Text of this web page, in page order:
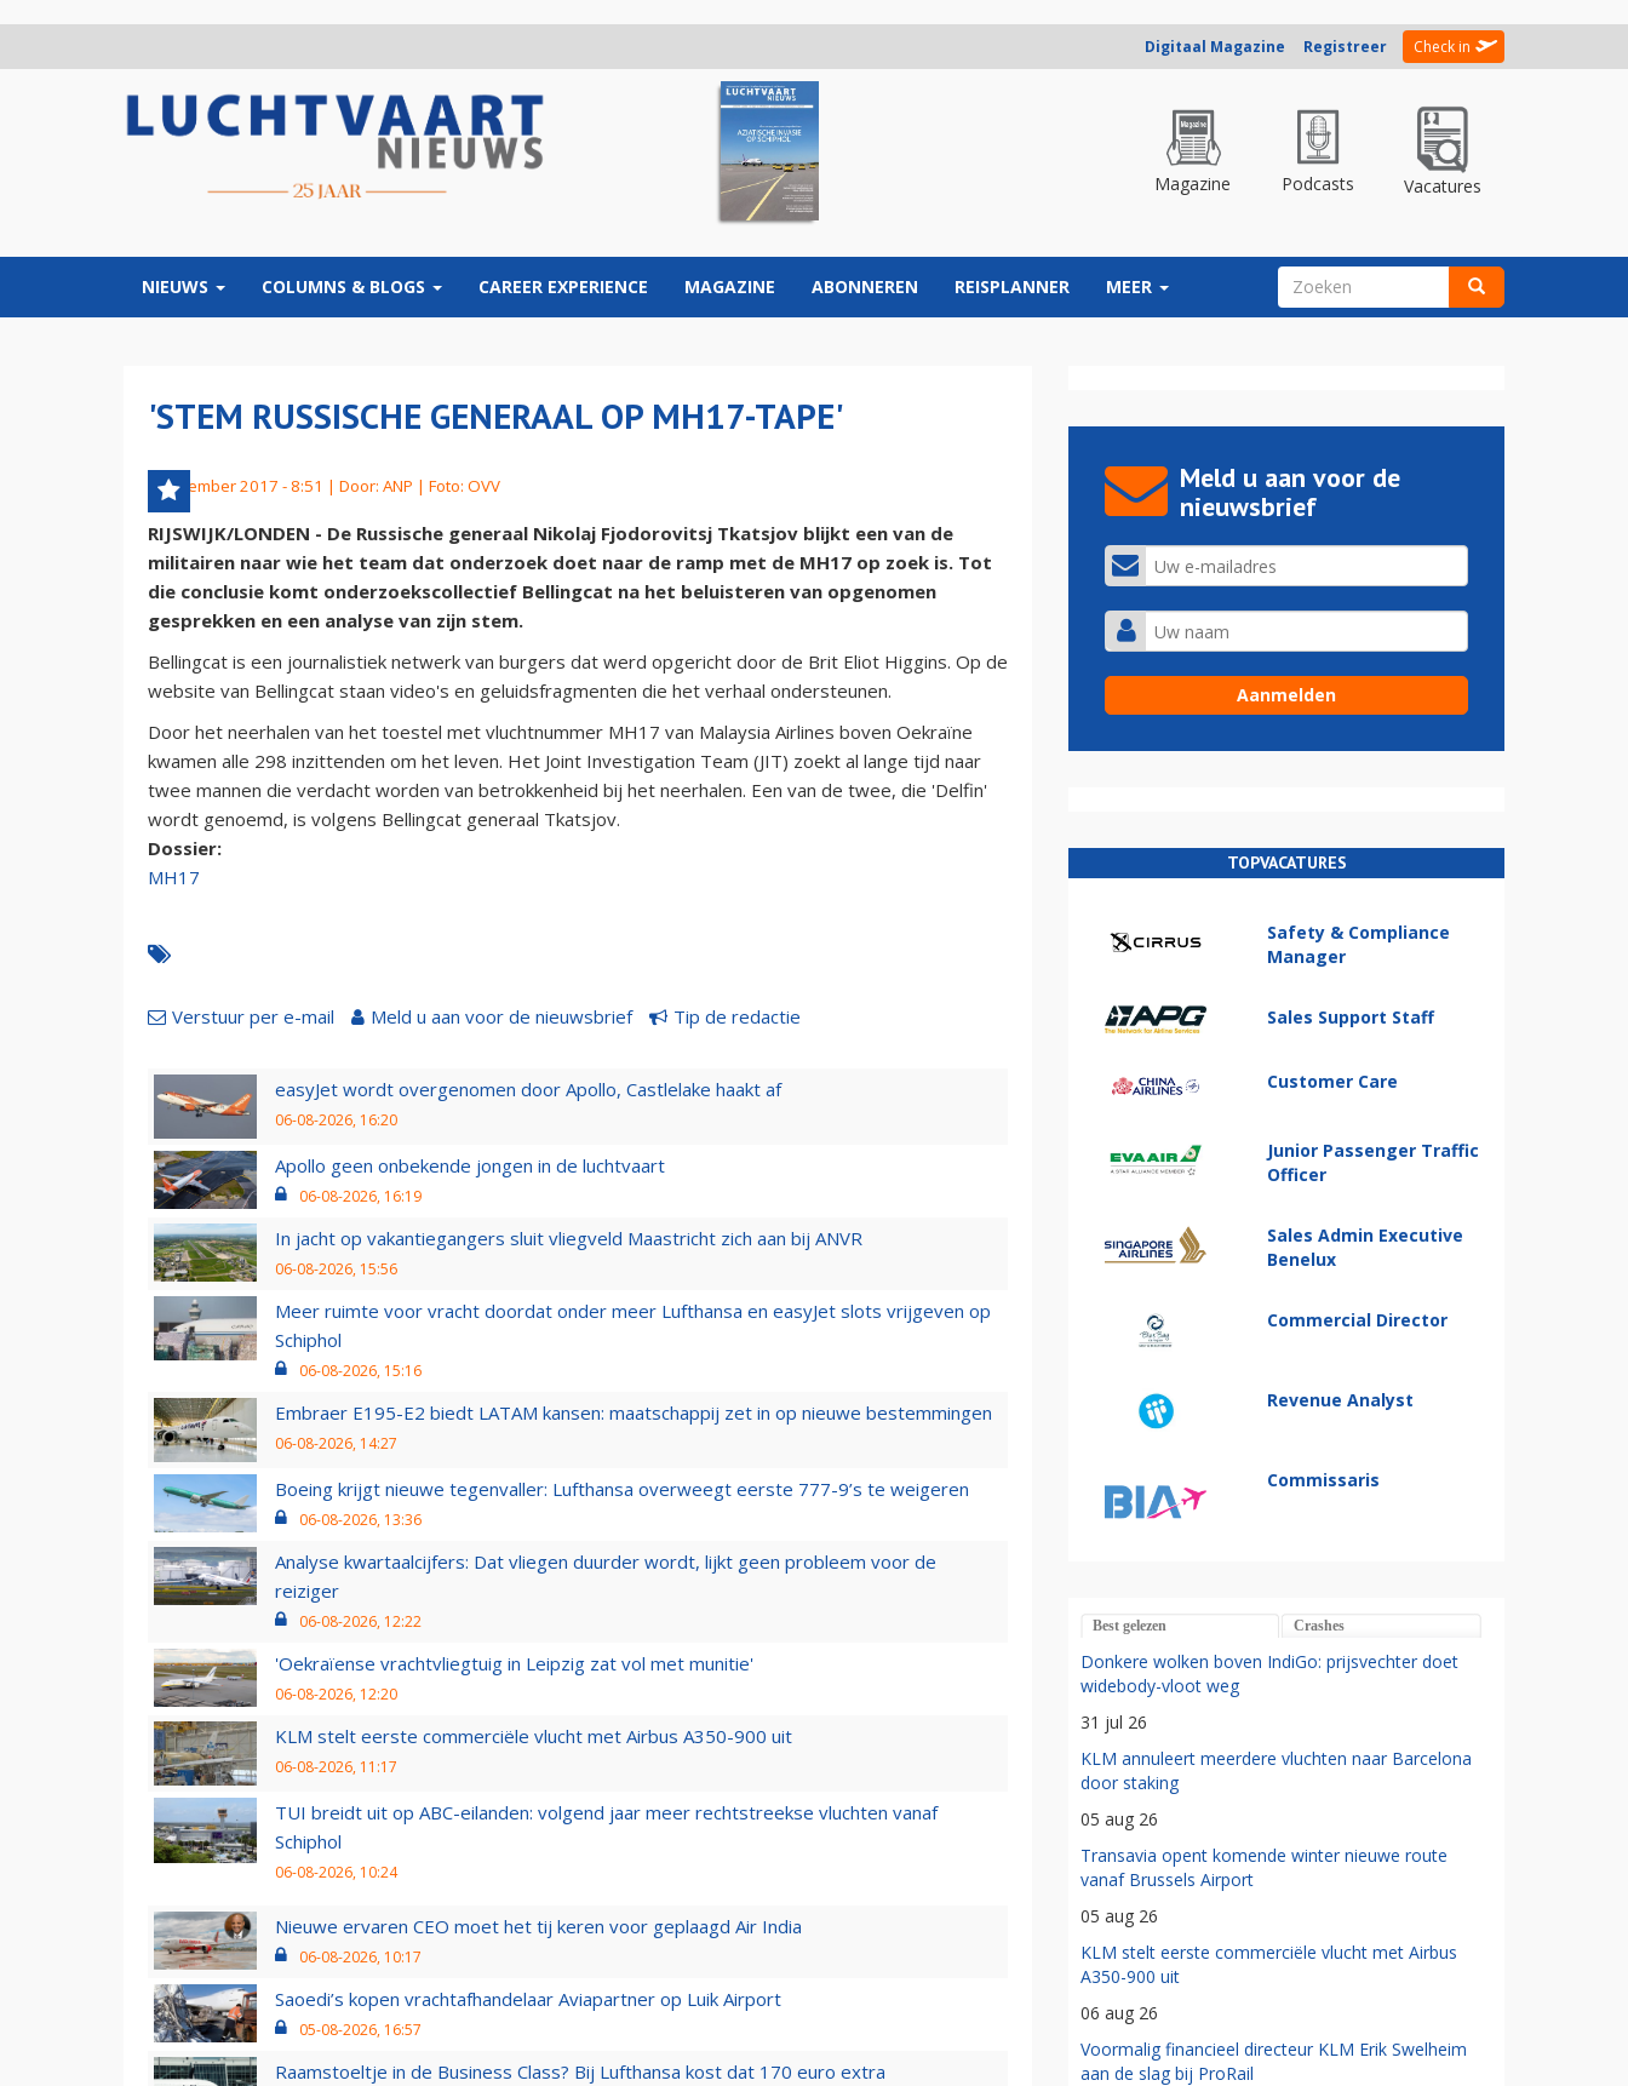
Digitaal Magazine Registreer Check in
Magazine Podcasts Vacatures
NIEUWS COLUMNS & BLOGS CAREER EXPERIENCE MAGAZINE ABONNEREN REISPLANNER MEER ZOEKVELD
'STEM RUSSISCHE GENERAAL OP MH17-TAPE'
8 december 2017 - 8:51 | Door: ANP | Foto: OVV
RIJSWIJK/LONDEN - De Russische generaal Nikolaj Fjodorovitsj Tkatsjov blijkt een van de
militairen naar wie het team dat onderzoek doet naar de ramp met de MH17 op zoek is. Tot
die conclusie komt onderzoekscollectief Bellingcat na het beluisteren van opgenomen
gesprekken en een analyse van zijn stem.
Bellingcat is een journalistiek netwerk van burgers dat werd opgericht door de Brit Eliot Higgins. Op de
website van Bellingcat staan video's en geluidsfragmenten die het verhaal ondersteunen.
Door het neerhalen van het toestel met vluchtnummer MH17 van Malaysia Airlines boven Oekraïne
kwamen alle 298 inzittenden om het leven. Het Joint Investigation Team (JIT) zoekt al lange tijd naar
twee mannen die verdacht worden van betrokkenheid bij het neerhalen. Een van de twee, die 'Delfin'
wordt genoemd, is volgens Bellingcat generaal Tkatsjov.
Dossier:
MH17
Verstuur per e-mail Meld u aan voor de nieuwsbrief Tip de redactie
easyJet wordt overgenomen door Apollo, Castlelake haakt af
06-08-2026, 16:20
Apollo geen onbekende jongen in de luchtvaart
06-08-2026, 16:19
In jacht op vakantiegangers sluit vliegveld Maastricht zich aan bij ANVR
06-08-2026, 15:56
Meer ruimte voor vracht doordat onder meer Lufthansa en easyJet slots vrijgeven op
Schiphol
06-08-2026, 15:16
Embraer E195-E2 biedt LATAM kansen: maatschappij zet in op nieuwe bestemmingen
06-08-2026, 14:27
Boeing krijgt nieuwe tegenvaller: Lufthansa overweegt eerste 777-9’s te weigeren
06-08-2026, 13:36
Analyse kwartaalcijfers: Dat vliegen duurder wordt, lijkt geen probleem voor de
reiziger
06-08-2026, 12:22
'Oekraïense vrachtvliegtuig in Leipzig zat vol met munitie'
06-08-2026, 12:20
KLM stelt eerste commerciële vlucht met Airbus A350-900 uit
06-08-2026, 11:17
TUI breidt uit op ABC-eilanden: volgend jaar meer rechtstreekse vluchten vanaf
Schiphol
06-08-2026, 10:24
Nieuwe ervaren CEO moet het tij keren voor geplaagd Air India
06-08-2026, 10:17
Saoedi’s kopen vrachtafhandelaar Aviapartner op Luik Airport
05-08-2026, 16:57
Raamstoeltje in de Business Class? Bij Lufthansa kost dat 170 euro extra
Meld u aan voor de
nieuwsbrief
TOPVACATURES
Safety & Compliance
Manager
Sales Support Staff
Customer Care
Junior Passenger Traffic
Officer
Sales Admin Executive
Benelux
Commercial Director
Revenue Analyst
Commissaris
Best gelezen Crashes
Donkere wolken boven IndiGo: prijsvechter doet
widebody-vloot weg
31 jul 26
KLM annuleert meerdere vluchten naar Barcelona
door staking
05 aug 26
Transavia opent komende winter nieuwe route
vanaf Brussels Airport
05 aug 26
KLM stelt eerste commerciële vlucht met Airbus
A350-900 uit
06 aug 26
Voormalig financieel directeur KLM Erik Swelheim
aan de slag bij ProRail